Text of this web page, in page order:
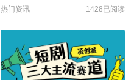
热门资讯 1428已阅读